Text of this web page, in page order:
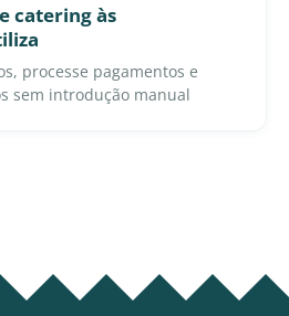
catering às
processe pagamentos e
sem introdução manual